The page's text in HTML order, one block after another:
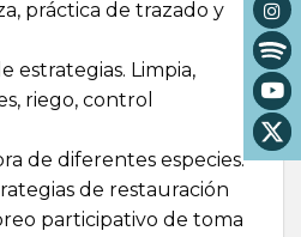
práctica de trazado y
estrategias. Limpia,
riego, control
de diferentes especies.
de restauración
participativo de toma